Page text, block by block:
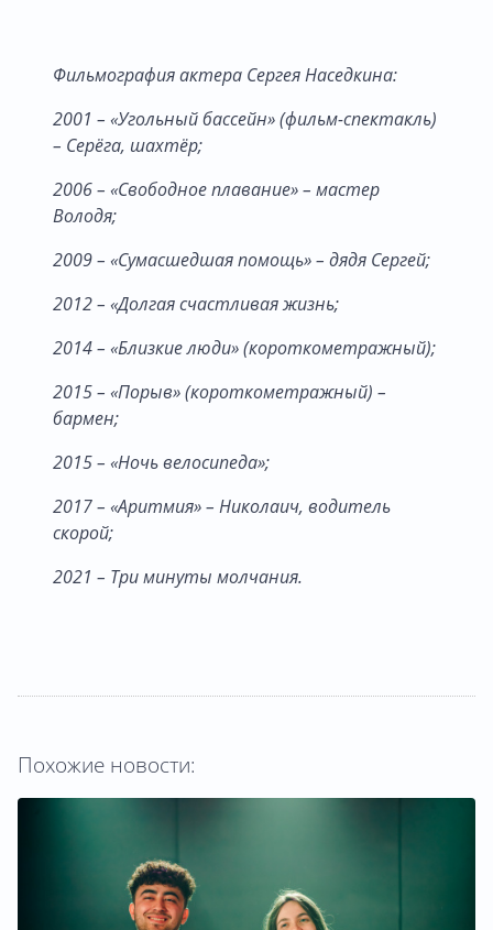
Фильмография актера Сергея Наседкина:
2001 – «Угольный бассейн» (фильм-спектакль)
– Серёга, шахтёр;
2006 – «Свободное плавание» – мастер
Володя;
2009 – «Сумасшедшая помощь» – дядя Сергей;
2012 – «Долгая счастливая жизнь;
2014 – «Близкие люди» (короткометражный);
2015 – «Порыв» (короткометражный) –
бармен;
2015 – «Ночь велосипеда»;
2017 – «Аритмия» – Николаич, водитель
скорой;
2021 – Три минуты молчания.
Похожие новости: